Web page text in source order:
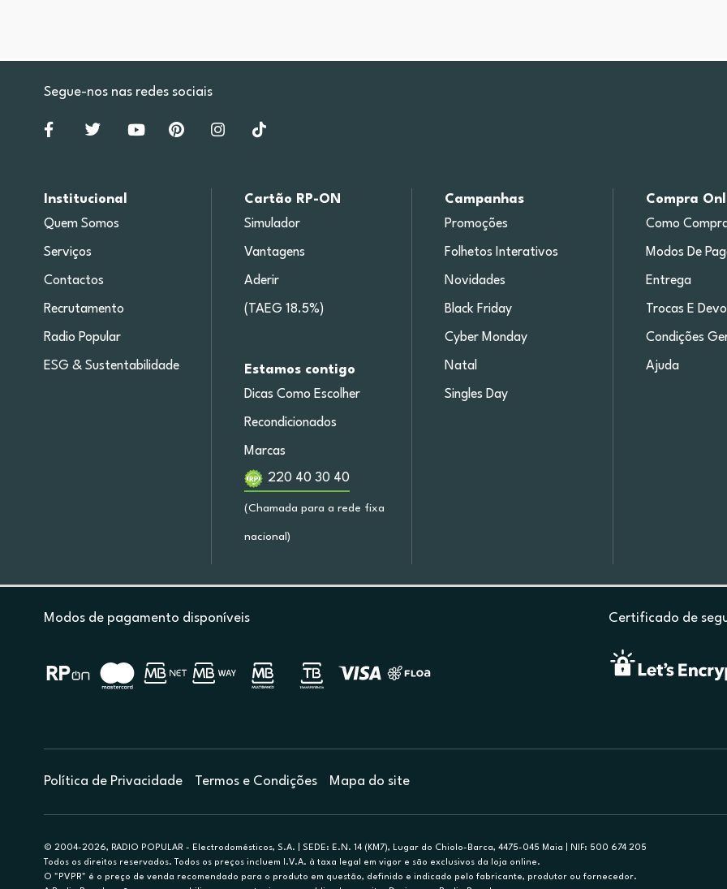
Segue-nos nas redes sociais
Institucional
Quem Somos
Serviços
Contactos
Recrutamento
Radio Popular
ESG & Sustentabilidade
Cartão RP-ON
Simulador
Vantagens
Aderir
(TAEG 18.5%)
Estamos contigo
Dicas Como Escolher
Recondicionados
Marcas
220 40 30 40
(Chamada para a rede fixa
nacional)
Campanhas
Promoções
Folhetos Interativos
Novidades
Black Friday
Cyber Monday
Natal
Singles Day
Compra
Como
Modos De
Entrega
Trocas E
Condições
Ajuda
Modos de pagamento disponíveis Certificado de
Política de Privacidade Termos e Condições Mapa do site
© 2004-2026, RADIO POPULAR - Electrodomésticos, S.A. | SEDE: E.N. 14 (KM7), Lugar do Chiolo-Barca, 4475-045 Maia | NIF: 500 674 205
Todos os direitos reservados. Todos os preços incluem I.V.A. à taxa legal em vigor e são exclusivos da loja online.
O "PVPR" é o preço de venda recomendado para o produto em questão, definido e indicado pelo fabricante, produtor ou fornecedor.